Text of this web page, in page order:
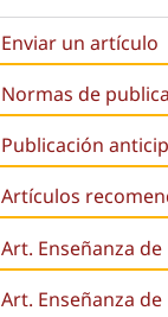
Enviar un artículo
Normas de
Publicación
Artículos
Art. Enseñanza
Art. Enseñanza